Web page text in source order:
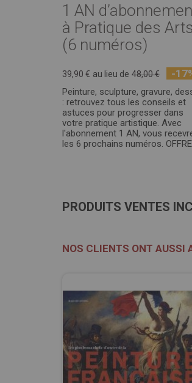
1 AN
à Pratique des Arts
(6 numéros)
39,90 € au lieu de 48,00 € -
Peinture, sculpture, gravure,
: retrouvez tous les conseils et
astuces pour progresser dans
votre pratique artistique. Avec
l'abonnement 1 AN, vous
les 6 prochains numéros. OFFRE
PRODUITS VENTES
NOS CLIENTS ONT AUSSI